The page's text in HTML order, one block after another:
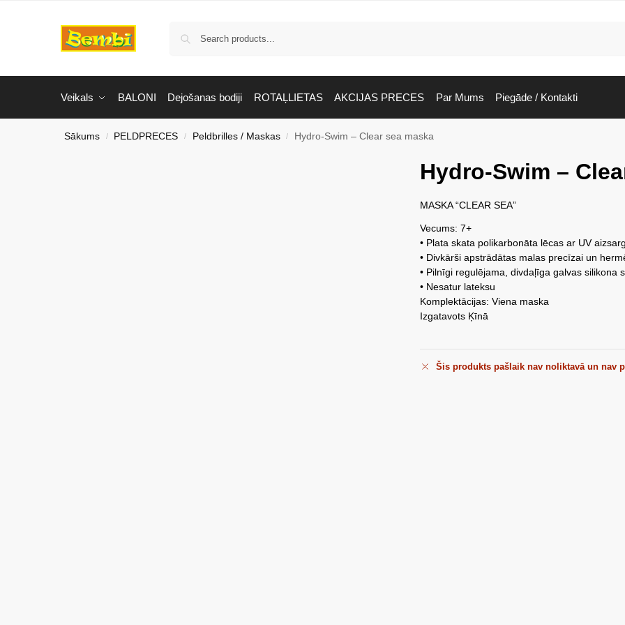
Veikals BALONI Dejošanas bodiji ROTAĻLIETAS AKCIJAS PRECES Par Mums Piegāde / Kontakti
Sākums / PELDPRECES / Peldbrilles / Maskas / Hydro-Swim – Clear sea maska
Hydro-Swim –
MASKA “CLEAR SEA”
Vecums: 7+
• Plata skata polikarbonāta lēcas ar UV
• Divkārši apstrādātas malas precīzai un
• Pilnīgi regulējama, divdaļīga galvas silikona
• Nesatur lateksu
Komplektācijas: Viena maska
Izgatavots Ķīnā
Šis produkts pašlaik nav noliktavā un nav